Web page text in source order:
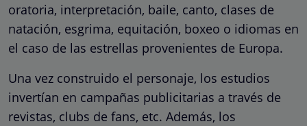
oratoria, interpretación, baile, canto, clases de
natación, esgrima, equitación, boxeo o idiomas en
el caso de las estrellas provenientes de Europa.
Una vez construido el personaje, los estudios
invertían en campañas publicitarias a través de
revistas, clubs de fans, etc. Además, los